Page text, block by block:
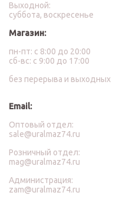
Выходной:
суббота, воскресенье
Магазин:
пн-пт: с 8:00 до 20:00
сб-вс: с 9:00 до 17:00
без перерыва и выходных
Email:
Оптовый отдел:
sale@uralmaz74.ru
Розничный отдел:
mag@uralmaz74.ru
Администрация:
zam@uralmaz74.ru